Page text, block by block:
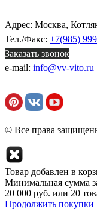
Адрес: Москва,
Тел./Факс: +7(985)
Заказать звонок
e-mail: info@vv-vito.ru
© Все права
Товар добавлен в
Минимальная сумма
20 000 руб. или 20
Продолжить покупки